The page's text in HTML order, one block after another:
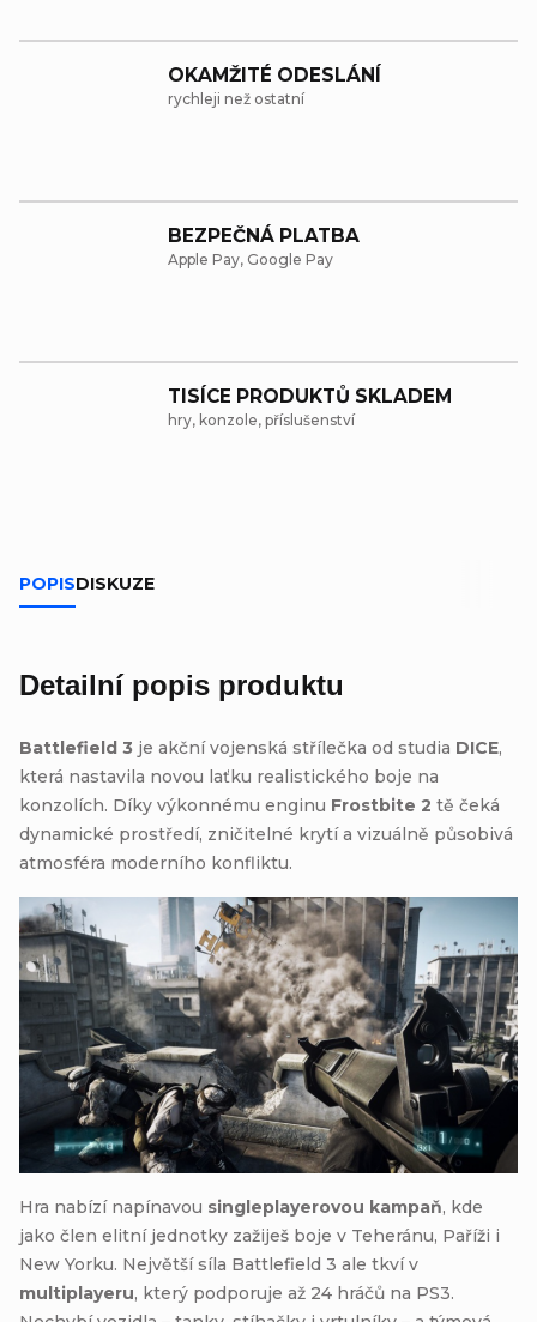
OKAMŽITÉ ODESLÁNÍ
rychleji než ostatní
BEZPEČNÁ PLATBA
Apple Pay, Google Pay
TISÍCE PRODUKTŮ SKLADEM
hry, konzole, příslušenství
POPISDISKUZE
Detailní popis produktu
Battlefield 3 je akční vojenská střílečka od studia DICE,
která nastavila novou laťku realistického boje na
konzolích. Díky výkonnému enginu Frostbite 2 tě čeká
dynamické prostředí, zničitelné krytí a vizuálně působivá
atmosféra moderního konfliktu.
Hra nabízí napínavou singleplayerovou kampaň, kde
jako člen elitní jednotky zažiješ boje v Teheránu, Paříži i
New Yorku. Největší síla Battlefield 3 ale tkví v
multiplayeru, který podporuje až 24 hráčů na PS3.